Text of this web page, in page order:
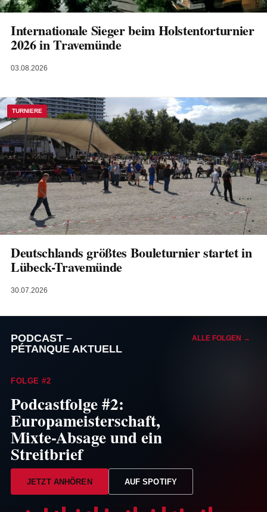
Internationale Sieger beim Holstentorturnier
2026 in Travemünde
03.08.2026
TURNIERE
Deutschlands größtes Bouleturnier startet in
Lübeck-Travemünde
30.07.2026
PODCAST –
PÉTANQUE AKTUELL
ALLE FOLGEN →
FOLGE #2
Podcastfolge #2:
Europameisterschaft,
Mixte-Absage und ein
Streitbrief
JETZT ANHÖREN AUF SPOTIFY